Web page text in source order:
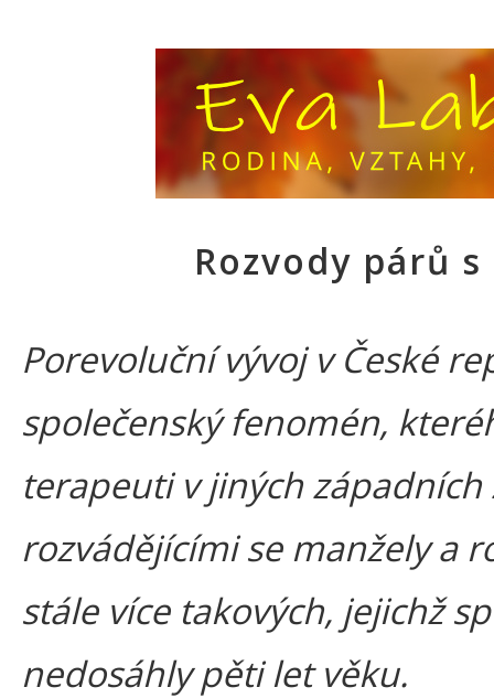
Rozvody párů
Porevoluční vývoj v České
společenský fenomén,
terapeuti v jiných
rozvádějícími se manžely a
stále více takových, jejichž
nedosáhly pěti let věku.